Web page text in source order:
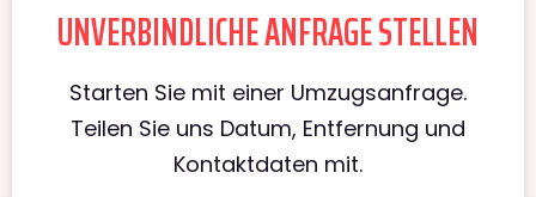
UNVERBINDLICHE ANFRAGE STELLEN
Starten Sie mit einer Umzugsanfrage.
Teilen Sie uns Datum, Entfernung und
Kontaktdaten mit.